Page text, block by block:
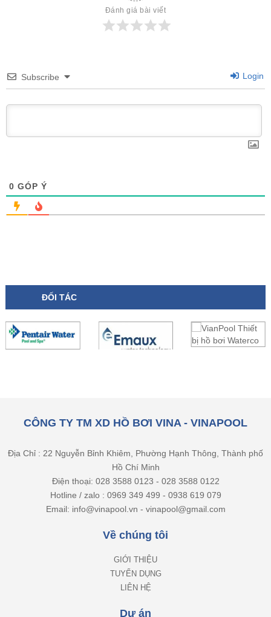
Đánh giá bài viết
Subscribe Login
0 GÓP Ý
ĐỐI TÁC
CÔNG TY TM XD HỒ BƠI VINA - VINAPOOL
Địa Chỉ : 22 Nguyễn Bỉnh Khiêm, Phường Hạnh Thông, Thành phố
Hồ Chí Minh
Điện thoại: 028 3588 0123 - 028 3588 0122
Hotline / zalo : 0969 349 499 - 0938 619 079
Email: info@vinapool.vn - vinapool@gmail.com
Về chúng tôi
GIỚI THIỆU
TUYỂN DỤNG
LIÊN HỆ
Dự án